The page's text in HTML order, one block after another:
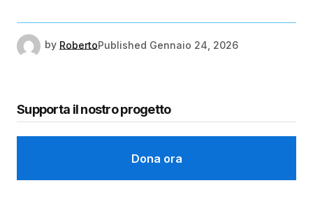
by RobertoPublished Gennaio 24, 2026
Supporta il nostro progetto
Dona ora